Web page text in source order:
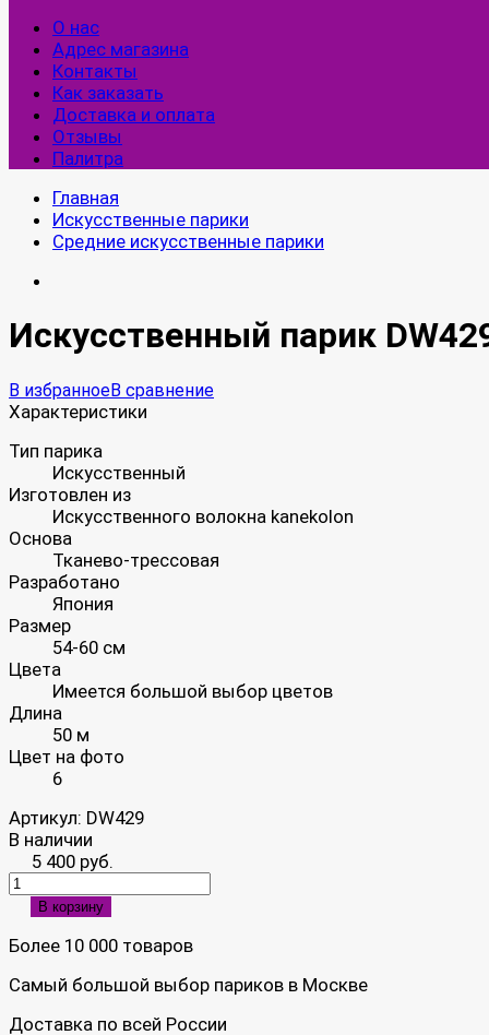
О нас
Адрес магазина
Контакты
Как заказать
Доставка и оплата
Отзывы
Палитра
Главная
Искусственные парики
Средние искусственные парики
Искусственный парик
В избранноеВ сравнение
Характеристики
Тип парика
Искусственный
Изготовлен из
Искусственного волокна kanekolon
Основа
Тканево-трессовая
Разработано
Япония
Размер
54-60 см
Цвета
Имеется большой выбор цветов
Длина
50 м
Цвет на фото
6
Артикул: DW429
В наличии
5 400 руб.
В корзину
Более 10 000 товаров
Самый большой выбор париков в Москве
Доставка по всей России